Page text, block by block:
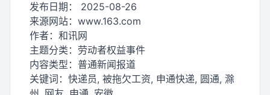
发布日期： 2025-08-26
来源网站： www.163.com
作者： 和讯网
主题分类： 劳动者权益事件
内容类型： 普通新闻报道
关键词： 快递员, 被拖欠工资, 申通快递, 圆通, 滁